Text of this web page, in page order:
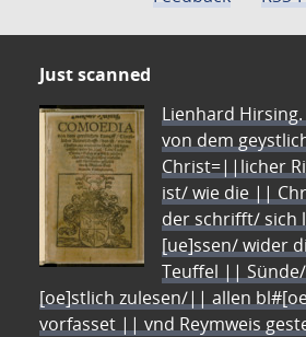
Just scanned
Lienhard
von dem
Christ=||licher
ist/ wie die ||
der schrifft/
[ue]ssen/ wider
Teuffel ||
[oe]stlich zulesen/|| allen
vorfasset || vnd Reymweis